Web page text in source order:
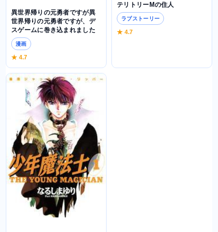
異世界帰りの元勇者ですが異
世界帰りの元勇者ですが、デ
スゲームに巻き込まれました
漫画
★ 4.7
テリトリーMの住人
ラブストーリー
★ 4.7